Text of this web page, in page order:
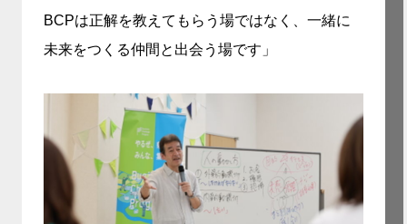
BCPは正解を教えてもらう場ではなく、一緒に
未来をつくる仲間と出会う場です」